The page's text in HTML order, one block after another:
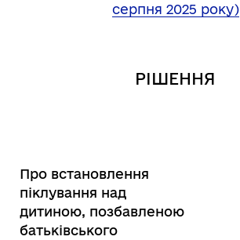
серпня 2025 року)
РІШЕННЯ
Про встановлення
піклування над
дитиною, позбавленою
батьківського